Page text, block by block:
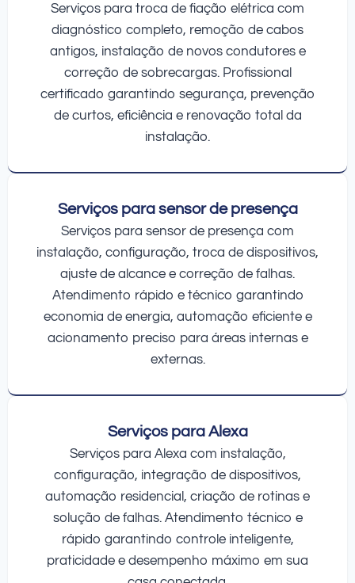
Serviços para troca de fiação elétrica com
diagnóstico completo, remoção de cabos
antigos, instalação de novos condutores e
correção de sobrecargas. Profissional
certificado garantindo segurança, prevenção
de curtos, eficiência e renovação total da
instalação.
Serviços para sensor de presença
Serviços para sensor de presença com
instalação, configuração, troca de dispositivos,
ajuste de alcance e correção de falhas.
Atendimento rápido e técnico garantindo
economia de energia, automação eficiente e
acionamento preciso para áreas internas e
externas.
Serviços para Alexa
Serviços para Alexa com instalação,
configuração, integração de dispositivos,
automação residencial, criação de rotinas e
solução de falhas. Atendimento técnico e
rápido garantindo controle inteligente,
praticidade e desempenho máximo em sua